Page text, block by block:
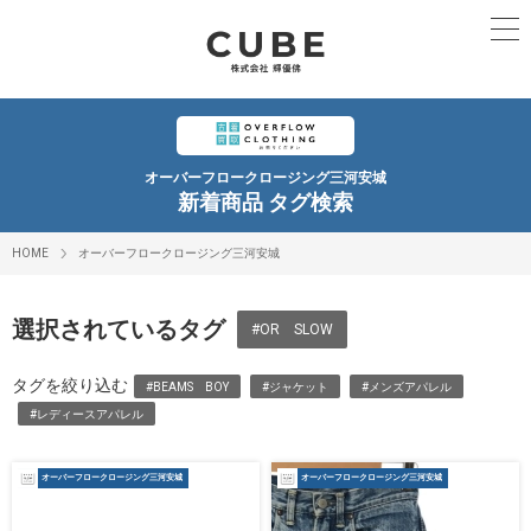
オーバーフロークロージング三河安城
新着商品 タグ検索
HOME オーバーフロークロージング三河安城
選択されているタグ #OR SLOW
タグを絞り込む #BEAMS BOY #ジャケット #メンズアパレル
#レディースアパレル
オーバーフロークロージング三河安城 オーバーフロークロージング三河安城